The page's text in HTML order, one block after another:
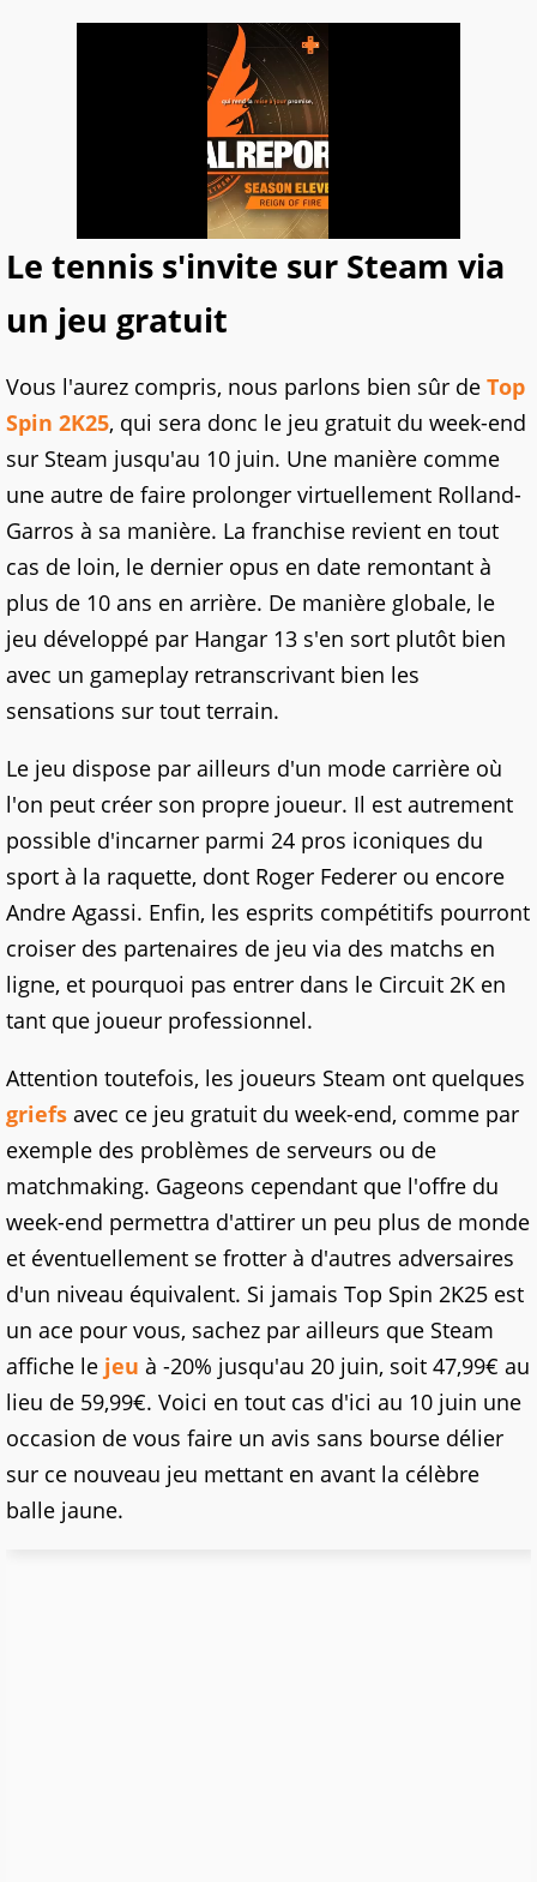
Le tennis s'invite sur Steam via
un jeu gratuit
Vous l'aurez compris, nous parlons bien sûr de Top
Spin 2K25, qui sera donc le jeu gratuit du week-end
sur Steam jusqu'au 10 juin. Une manière comme
une autre de faire prolonger virtuellement Rolland-
Garros à sa manière. La franchise revient en tout
cas de loin, le dernier opus en date remontant à
plus de 10 ans en arrière. De manière globale, le
jeu développé par Hangar 13 s'en sort plutôt bien
avec un gameplay retranscrivant bien les
sensations sur tout terrain.
Le jeu dispose par ailleurs d'un mode carrière où
l'on peut créer son propre joueur. Il est autrement
possible d'incarner parmi 24 pros iconiques du
sport à la raquette, dont Roger Federer ou encore
Andre Agassi. Enfin, les esprits compétitifs pourront
croiser des partenaires de jeu via des matchs en
ligne, et pourquoi pas entrer dans le Circuit 2K en
tant que joueur professionnel.
Attention toutefois, les joueurs Steam ont quelques
griefs avec ce jeu gratuit du week-end, comme par
exemple des problèmes de serveurs ou de
matchmaking. Gageons cependant que l'offre du
week-end permettra d'attirer un peu plus de monde
et éventuellement se frotter à d'autres adversaires
d'un niveau équivalent. Si jamais Top Spin 2K25 est
un ace pour vous, sachez par ailleurs que Steam
affiche le jeu à -20% jusqu'au 20 juin, soit 47,99€ au
lieu de 59,99€. Voici en tout cas d'ici au 10 juin une
occasion de vous faire un avis sans bourse délier
sur ce nouveau jeu mettant en avant la célèbre
balle jaune.